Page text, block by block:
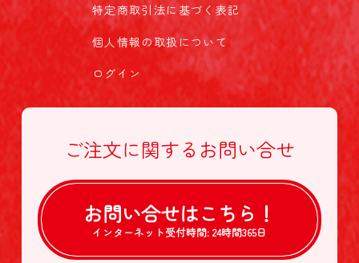
特定商取引法に基づく表記
個人情報の取扱について
ログイン
ご注文に関する お問い合せ
お問い合せはこちら！
インターネット受付時間: 24時間365日